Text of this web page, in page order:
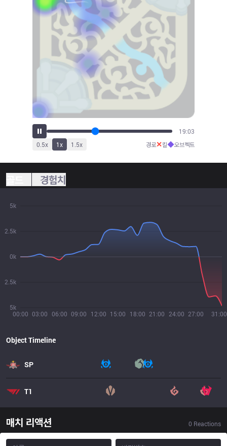
21:11
0.5x 1x 1.5x 경로✕킬◆오브젝트
경험치
00:00 03:00 06:00 09:00 12:00 15:00 18:00 21:00 24:00 27:00 31:00
5k
2.5k
0k
2.5k
5k
Object Timeline
SP
T1
매치 리액션 0 Reactions